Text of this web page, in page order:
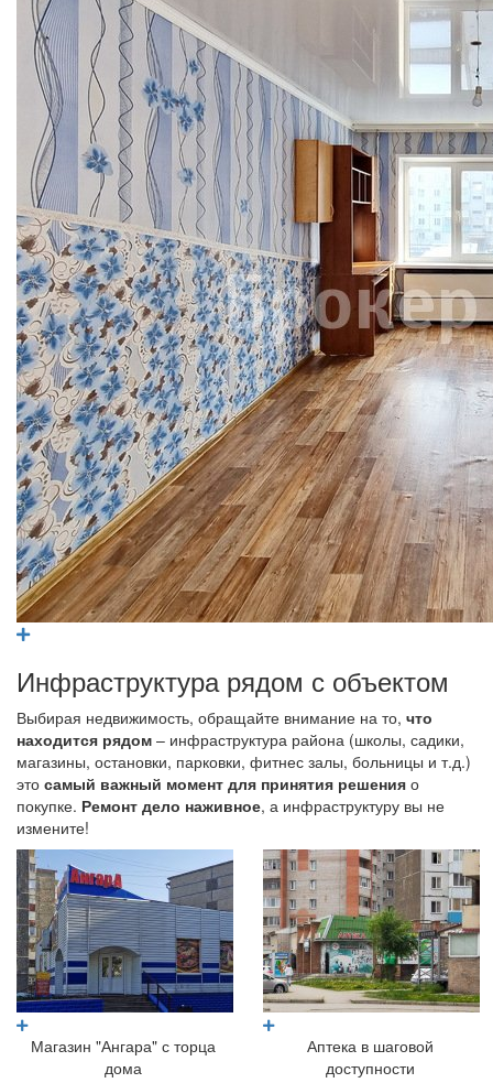
Инфраструктура рядом с объектом
Выбирая недвижимость, обращайте внимание на то, что
находится рядом – инфраструктура района (школы, садики,
магазины, остановки, парковки, фитнес залы, больницы и т.д.)
это самый важный момент для принятия решения о
покупке. Ремонт дело наживное, а инфраструктуру вы не
измените!
Магазин "Ангара" с торца
дома
Аптека в шаговой
доступности